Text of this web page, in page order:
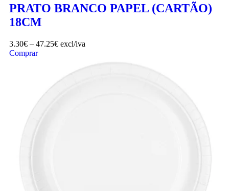
PRATO BRANCO PAPEL (CARTÃO)
18CM
3.30€ – 47.25€ excl/iva
Comprar